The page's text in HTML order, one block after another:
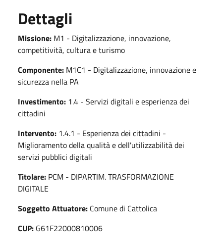
Dettagli
Missione: M1 - Digitalizzazione, innovazione,
competitività, cultura e turismo
Componente: M1C1 - Digitalizzazione, innovazione e
sicurezza nella PA
Investimento: 1.4 - Servizi digitali e esperienza dei
cittadini
Intervento: 1.4.1 - Esperienza dei cittadini -
Miglioramento della qualità e dell'utilizzabilità dei
servizi pubblici digitali
Titolare: PCM - DIPARTIM. TRASFORMAZIONE
DIGITALE
Soggetto Attuatore: Comune di Cattolica
CUP: G61F22000810006